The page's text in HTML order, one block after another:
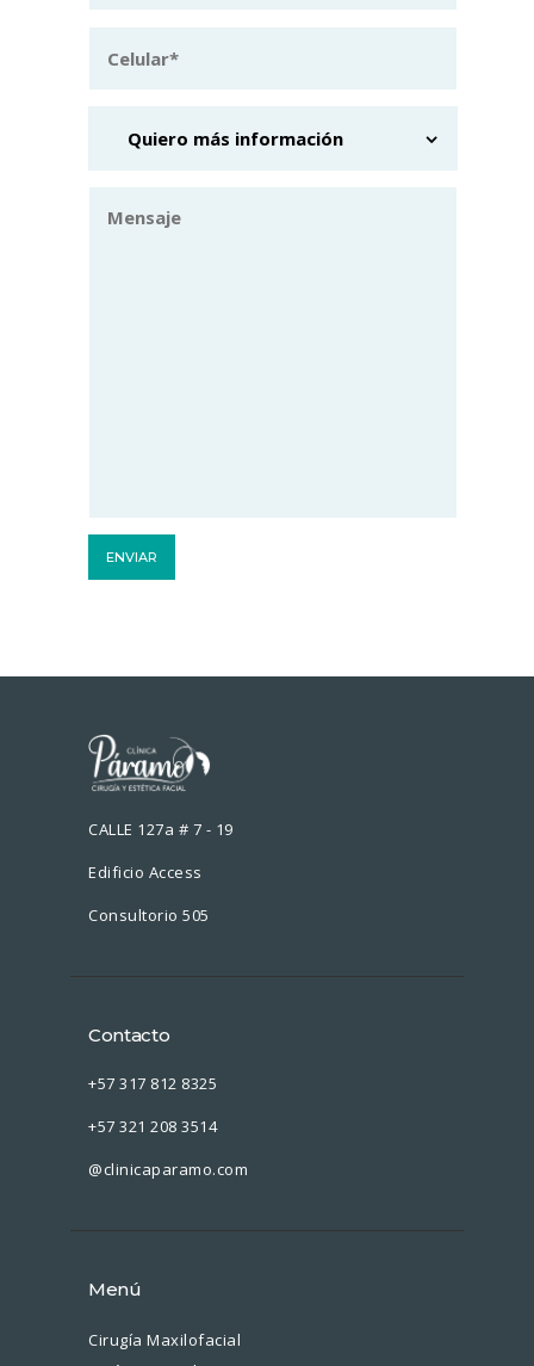
CALLE 127a # 7 - 19
Edificio Access
Consultorio 505
Contacto
+57 317 812 8325
+57 321 208 3514
@clinicaparamo.com
Menú
Cirugía Maxilofacial